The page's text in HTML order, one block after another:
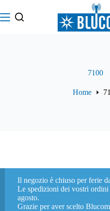
al
contenuto
7100
Home
Il negozio è chiuso per ferie
Le spedizioni dei vostri
agosto.
Grazie per aver scelto